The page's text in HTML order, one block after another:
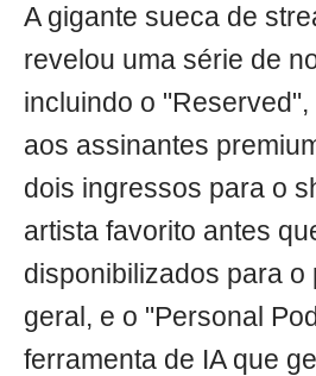
A gigante sueca de
revelou uma série de
incluindo o
aos assinantes
dois ingressos para o
artista favorito antes
disponibilizados para o
geral, e o "Personal
ferramenta de IA que